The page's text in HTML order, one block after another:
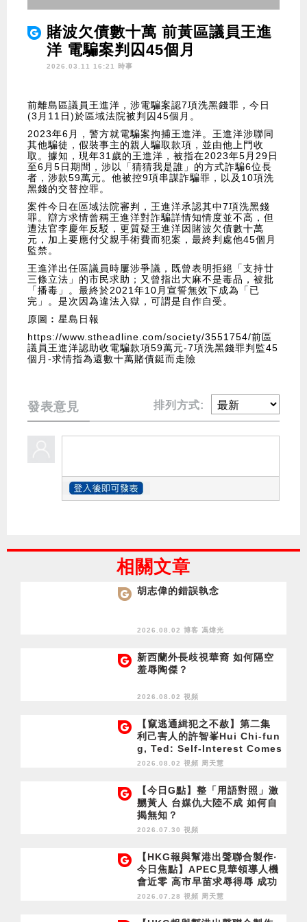
賭波欠債數十萬 前黃區議員王進
洋 電騙案判囚45個月
2026.03.11 16:21 時事
前離島區議員王進洋，涉電騙案認7項洗黑錢罪，今日
(3月11日)於區域法院被判囚45個月。
2023年6月，警方就電騙案拘捕王進洋。王進洋涉聯同
其他騙徒，假裝事主的親人騙取款項，並由他上門收
取。據知，現年31歲的王進洋，被指在2023年5月29日
至6月5日期間，涉以「猜猜我是誰」的方式詐騙6位長
者，涉款59萬元。他被控9項串謀詐騙罪，以及10項洗
黑錢的交替控罪。
案件今日在區域法院審判，王進洋承認其中7項洗黑錢
罪。辯方求情曾稱王進洋對詐騙詳情知情度並不高，但
遭法官李慶年反駁，更質疑王進洋因賭波欠債數十萬
元，加上要應付父親手術費而犯案，最終判處他45個月
監禁。
王進洋出任區議員時屢涉爭議，既曾表明拒絕「支持廿
三條立法」的市民求助；又曾指出大麻不是毒品，被批
「播毒」。最終於2021年10月宣誓無效下成為「已
完」。是次因為違法入獄，可謂是自作自受。
原圖︰星島日報
https://www.stheadline.com/society/3551754/前區
議員王進洋認助收電騙款項59萬元-7項洗黑錢罪判監45
個月-求情指為還數十萬賭債鋌而走險
發表意見 排列方式:
相關文章
胡志偉的錯誤執念
2026.08.02 博客 馮煒光
新西蘭外長歧視華裔 如何隔空
羞辱陶傑？
2026.08.02 視頻
【竄逃通緝犯之不赦】第二集
利己害人的許智峯Hui Chi-fun
g, Ted: Self-Interest Comes
at Others' Expense
2026.08.02 視頻 周天慧
【今日G點】整「用語對照」激
嬲黃人 台媒仇大陸不成 如何自
揭無知？
2026.07.30 視頻
【HKG報與幫港出聲聯合製作‧
今日焦點】APEC見華領導人機
會近零 高市早苗求辱得辱 成功
留英半年 胡志偉終於乞到了
2026.07.28 視頻 周天慧